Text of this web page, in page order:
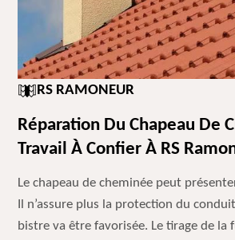
RS RAMONEUR
Réparation Du Chapeau De
Travail À Confier À RS
Le chapeau de cheminée peut
Il n’assure plus la protection du
bistre va être favorisée. Le tirage de la